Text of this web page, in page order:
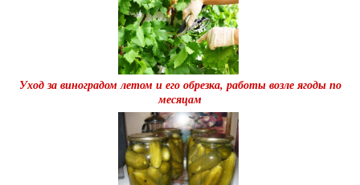
Уход за виноградом летом и его обрезка, работы возле ягоды по
месяцам